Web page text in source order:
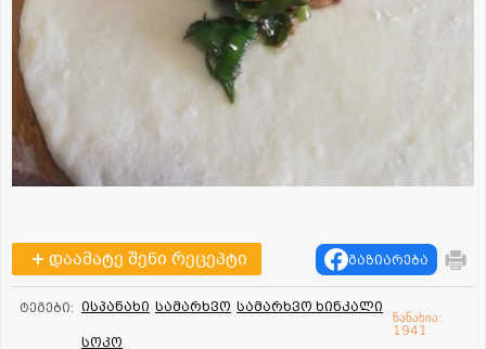
დაამატე შენი რეცეპტი გაზიარება
ტეგები: ისპანახი სამარხვო სამარხვო ხინკალი
სოკო
ნანახია:
1941